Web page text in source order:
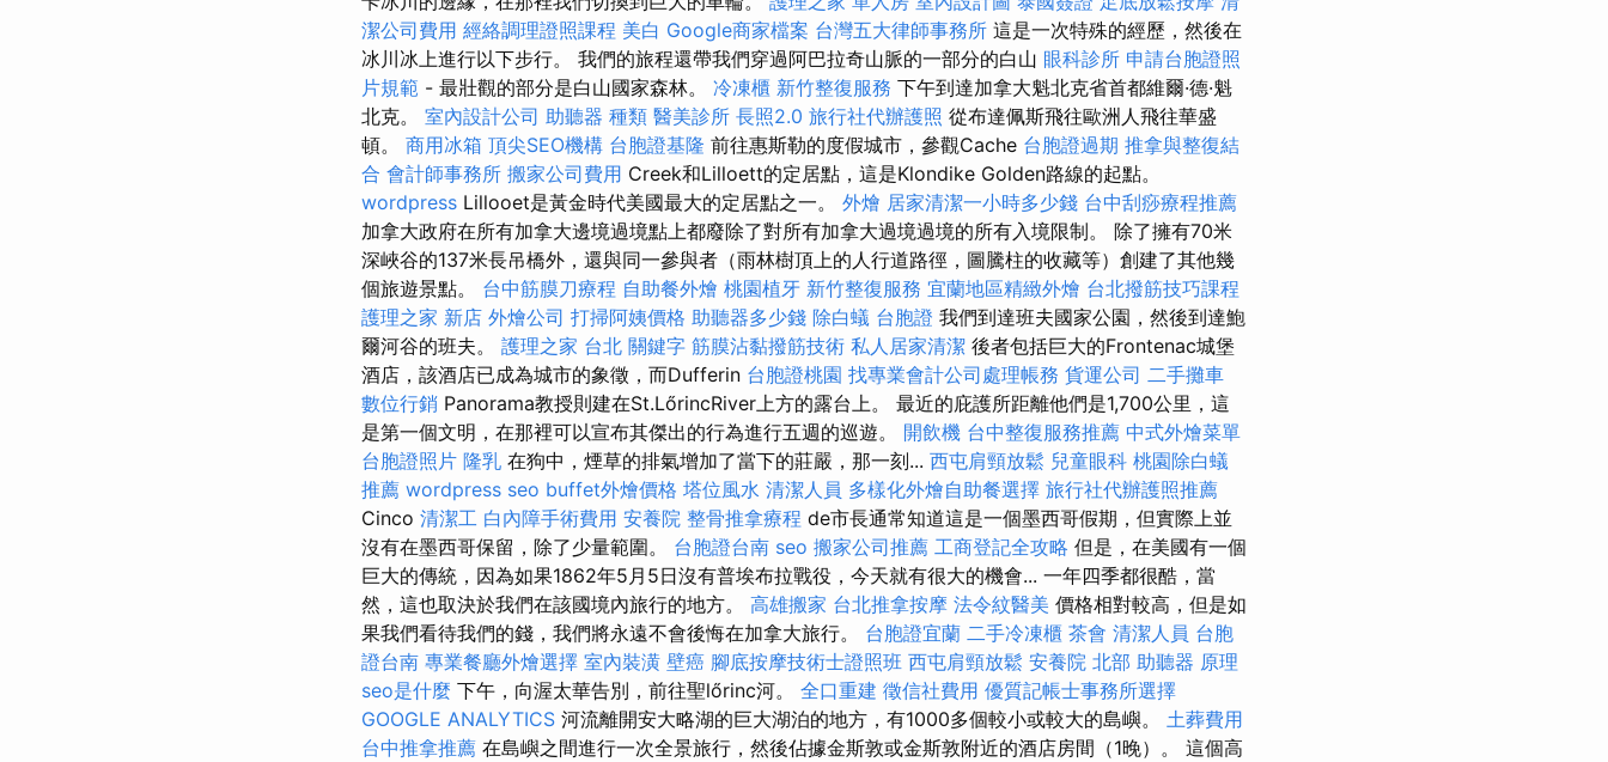
潔公司費用 經絡調理證照課程 美白 Google商家檔案 台灣五大律師事務所 這是一次特殊的經歷，然後在
冰川冰上進行以下步行。 我們的旅程還帶我們穿過阿巴拉奇山脈的一部分的白山 眼科診所 申請台胞證照
片規範 - 最壯觀的部分是白山國家森林。 冷凍櫃 新竹整復服務 下午到達加拿大魁北克省首都維爾·德·魁
北克。 室內設計公司 助聽器 種類 醫美診所 長照2.0 旅行社代辦護照 從布達佩斯飛往歐洲人飛往華盛
頓。 商用冰箱 頂尖SEO機構 台胞證基隆 前往惠斯勒的度假城市，參觀Cache 台胞證過期 推拿與整復結
合 會計師事務所 搬家公司費用 Creek和Lilloett的定居點，這是Klondike Golden路線的起點。
wordpress Lillooet是黃金時代美國最大的定居點之一。 外燴 居家清潔一小時多少錢 台中刮痧療程推薦
加拿大政府在所有加拿大邊境過境點上都廢除了對所有加拿大過境過境的所有入境限制。 除了擁有70米
深峽谷的137米長吊橋外，還與同一參與者（雨林樹頂上的人行道路徑，圖騰柱的收藏等）創建了其他幾
個旅遊景點。 台中筋膜刀療程 自助餐外燴 桃園植牙 新竹整復服務 宜蘭地區精緻外燴 台北撥筋技巧課程
護理之家 新店 外燴公司 打掃阿姨價格 助聽器多少錢 除白蟻 台胞證 我們到達班夫國家公園，然後到達鮑
爾河谷的班夫。 護理之家 台北 關鍵字 筋膜沾黏撥筋技術 私人居家清潔 後者包括巨大的Frontenac城堡
酒店，該酒店已成為城市的象徵，而Dufferin 台胞證桃園 找專業會計公司處理帳務 貨運公司 二手攤車
數位行銷 Panorama教授則建在St.LőrincRiver上方的露台上。 最近的庇護所距離他們是1,700公里，這
是第一個文明，在那裡可以宣布其傑出的行為進行五週的巡遊。 開飲機 台中整復服務推薦 中式外燴菜單
台胞證照片 隆乳 在狗中，煙草的排氣增加了當下的莊嚴，那一刻... 西屯肩頸放鬆 兒童眼科 桃園除白蟻
推薦 wordpress seo buffet外燴價格 塔位風水 清潔人員 多樣化外燴自助餐選擇 旅行社代辦護照推薦
Cinco 清潔工 白內障手術費用 安養院 整骨推拿療程 de市長通常知道這是一個墨西哥假期，但實際上並
沒有在墨西哥保留，除了少量範圍。 台胞證台南 seo 搬家公司推薦 工商登記全攻略 但是，在美國有一個
巨大的傳統，因為如果1862年5月5日沒有普埃布拉戰役，今天就有很大的機會... 一年四季都很酷，當
然，這也取決於我們在該國境內旅行的地方。 高雄搬家 台北推拿按摩 法令紋醫美 價格相對較高，但是如
果我們看待我們的錢，我們將永遠不會後悔在加拿大旅行。 台胞證宜蘭 二手冷凍櫃 茶會 清潔人員 台胞
證台南 專業餐廳外燴選擇 室內裝潢 壁癌 腳底按摩技術士證照班 西屯肩頸放鬆 安養院 北部 助聽器 原理
seo是什麼 下午，向渥太華告別，前往聖lőrinc河。 全口重建 徵信社費用 優質記帳士事務所選擇
GOOGLE ANALYTICS 河流離開安大略湖的巨大湖泊的地方，有1000多個較小或較大的島嶼。 土葬費用
台中推拿推薦 在島嶼之間進行一次全景旅行，然後佔據金斯敦或金斯敦附近的酒店房間（1晚）。 這個高